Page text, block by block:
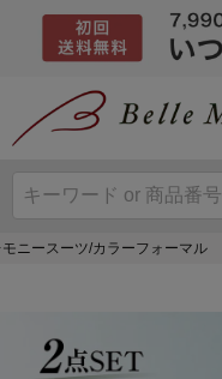
ニースーツ/カラーフォーマル